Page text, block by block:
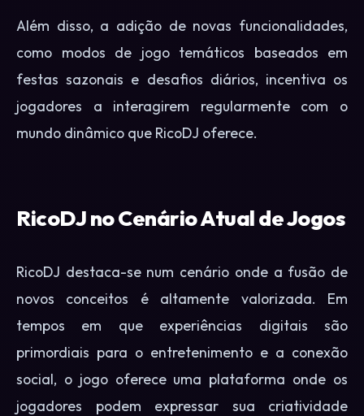
Além disso, a adição de novas funcionalidades,
como modos de jogo temáticos baseados em
festas sazonais e desafios diários, incentiva os
jogadores a interagirem regularmente com o
mundo dinâmico que RicoDJ oferece.
RicoDJ no Cenário Atual de Jogos
RicoDJ destaca-se num cenário onde a fusão de
novos conceitos é altamente valorizada. Em
tempos em que experiências digitais são
primordiais para o entretenimento e a conexão
social, o jogo oferece uma plataforma onde os
jogadores podem expressar sua criatividade